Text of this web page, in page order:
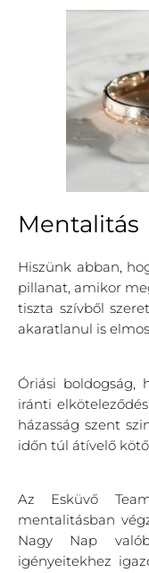
Mentalitás
Hiszünk abban,
pillanat, amikor
tiszta szívből
akaratlanul is
Óriási boldogság,
iránti
házasság szent
időn túl átívelő
Az Esküvő
mentalitásban
Nagy Nap
igényeitekhez